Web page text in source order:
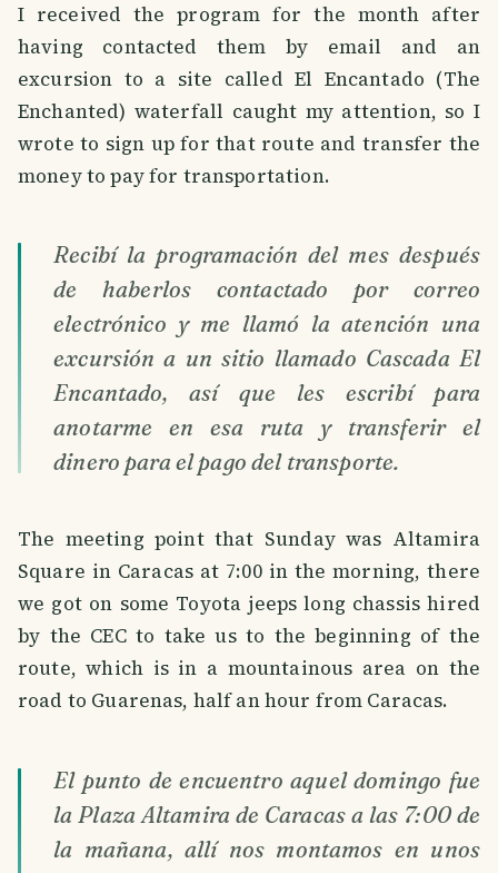
I received the program for the month after
having contacted them by email and an
excursion to a site called El Encantado (The
Enchanted) waterfall caught my attention, so I
wrote to sign up for that route and transfer the
money to pay for transportation.
Recibí la programación del mes después
de haberlos contactado por correo
electrónico y me llamó la atención una
excursión a un sitio llamado Cascada El
Encantado, así que les escribí para
anotarme en esa ruta y transferir el
dinero para el pago del transporte.
The meeting point that Sunday was Altamira
Square in Caracas at 7:00 in the morning, there
we got on some Toyota jeeps long chassis hired
by the CEC to take us to the beginning of the
route, which is in a mountainous area on the
road to Guarenas, half an hour from Caracas.
El punto de encuentro aquel domingo fue
la Plaza Altamira de Caracas a las 7:00 de
la mañana, allí nos montamos en unos